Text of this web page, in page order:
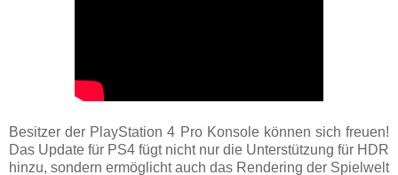
Besitzer der PlayStation 4 Pro Konsole können sich freuen!
Das Update für PS4 fügt nicht nur die Unterstützung für HDR
hinzu, sondern ermöglicht auch das Rendering der Spielwelt